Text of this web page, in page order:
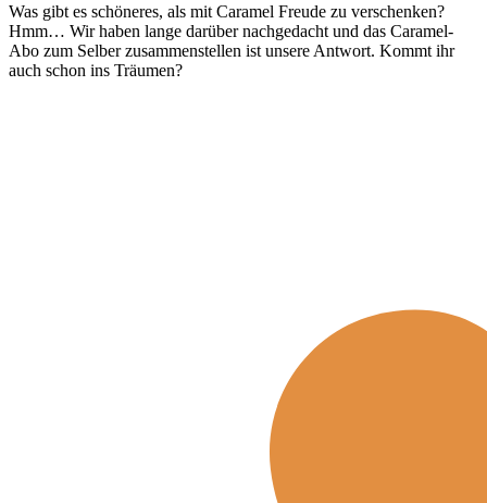
Was gibt es schöneres, als mit Caramel Freude zu verschenken?
Hmm… Wir haben lange darüber nachgedacht und das Caramel-
Abo zum Selber zusammenstellen ist unsere Antwort. Kommt ihr
auch schon ins Träumen?